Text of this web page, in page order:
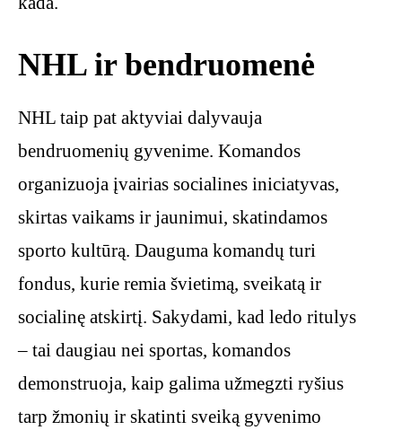
NHL ir bendruomenė
NHL taip pat aktyviai dalyvauja
bendruomenių gyvenime. Komandos
organizuoja įvairias socialines iniciatyvas,
skirtas vaikams ir jaunimui, skatindamos
sporto kultūrą. Dauguma komandų turi
fondus, kurie remia švietimą, sveikatą ir
socialinę atskirtį. Sakydami, kad ledo ritulys
– tai daugiau nei sportas, komandos
demonstruoja, kaip galima užmegzti ryšius
tarp žmonių ir skatinti sveiką gyvenimo